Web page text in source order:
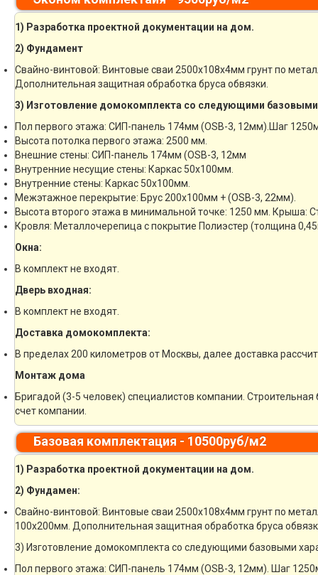
1) Разработка проектной документации на дом.
2) Фундамент
Свайно-винтовой: Винтовые сваи 2500х108х4мм грунт по
Дополнительная защитная обработка бруса обвязки.
3) Изготовление домокомплекта со следующими базовыми
Пол первого этажа: СИП-панель 174мм (OSB-3, 12мм).Шаг
Высота потолка первого этажа: 2500 мм.
Внешние стены: СИП-панель 174мм (OSB-3, 12мм
Внутренние несущие стены: Каркас 50х100мм.
Внутренние стены: Каркас 50х100мм.
Межэтажное перекрытие: Брус 200х100мм + (OSB-3, 22мм).
Высота второго этажа в минимальной точке: 1250 мм. Крыша:
Кровля: Металлочерепица с покрытие Полиэстер (толщина
Окна:
В комплект не входят.
Дверь входная:
В комплект не входят.
Доставка домокомплекта:
В пределах 200 километров от Москвы, далее доставка
Монтаж дома
Бригадой (3-5 человек) специалистов компании.
счет компании.
Базовая комплектация - 10500руб/м2
1) Разработка проектной документации на дом.
2) Фундамен:
Свайно-винтовой: Винтовые сваи 2500х108х4мм грунт по
100х200мм. Дополнительная защитная обработка бруса
3) Изготовление домокомплекта со следующими базовыми
Пол первого этажа: СИП-панель 174мм (OSB-3, 12мм). Шаг